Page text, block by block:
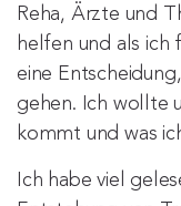
Reha, Ärzte und
helfen und als ich
eine
gehen. Ich wollte
kommt und was
Ich habe viel